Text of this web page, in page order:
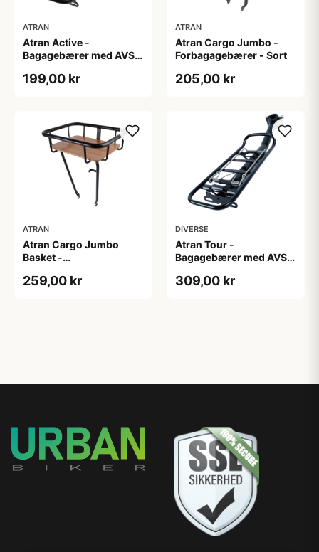
ATRAN
Atran Active -
Bagagebærer med AVS -
199,00 kr
ATRAN
Atran Cargo Jumbo -
Forbagagebærer - Sort
205,00 kr
ATRAN
Atran Cargo Jumbo
Basket -
træbund - Sort
259,00 kr
DIVERSE
Atran Tour -
Bagagebærer med AVS -
309,00 kr